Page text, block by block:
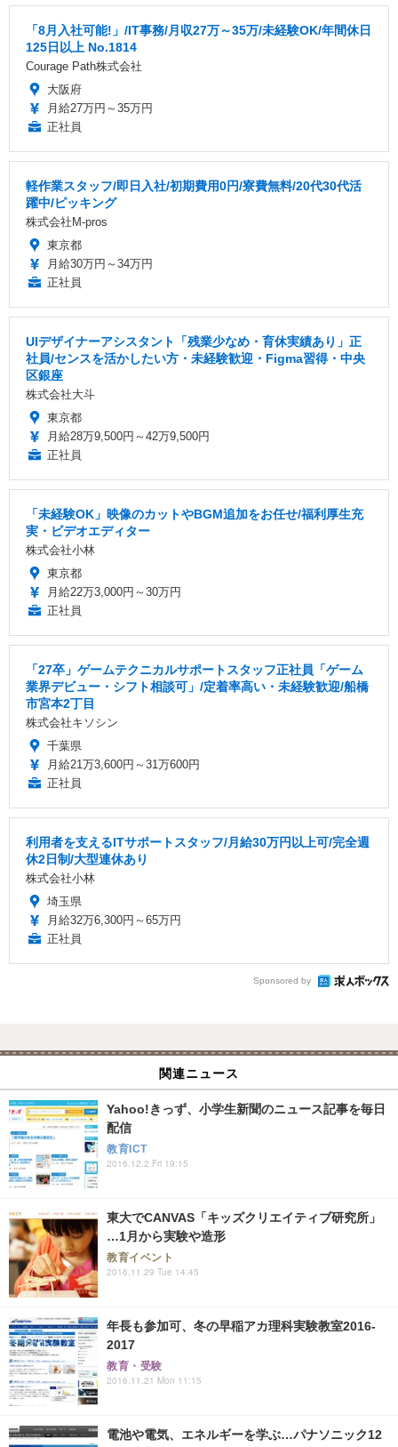
「8月入社可能!」/IT事務/月収27万～35万/未経験OK/年間休日
125日以上 No.1814
Courage Path株式会社
大阪府
月給27万円～35万円
正社員
軽作業スタッフ/即日入社/初期費用0円/寮費無料/20代30代活
躍中/ピッキング
株式会社M-pros
東京都
月給30万円～34万円
正社員
UIデザイナーアシスタント「残業少なめ・育休実績あり」正
社員/センスを活かしたい方・未経験歓迎・Figma習得・中央
区銀座
株式会社大斗
東京都
月給28万9,500円～42万9,500円
正社員
「未経験OK」映像のカットやBGM追加をお任せ/福利厚生充
実・ビデオエディター
株式会社小林
東京都
月給22万3,000円～30万円
正社員
「27卒」ゲームテクニカルサポートスタッフ正社員「ゲーム
業界デビュー・シフト相談可」/定着率高い・未経験歓迎/船橋
市宮本2丁目
株式会社キソシン
千葉県
月給21万3,600円～31万600円
正社員
利用者を支えるITサポートスタッフ/月給30万円以上可/完全週
休2日制/大型連休あり
株式会社小林
埼玉県
月給32万6,300円～65万円
正社員
Sponsored by
関連ニュース
Yahoo!きっず、小学生新聞のニュース記事を毎日
配信
教育ICT
2016.12.2 Fri 19:15
東大でCANVAS「キッズクリエイティブ研究所」
…1月から実験や造形
教育イベント
2016.11.29 Tue 14:45
年長も参加可、冬の早稲アカ理科実験教室2016-
2017
教育・受験
2016.11.21 Mon 11:15
電池や電気、エネルギーを学ぶ…パナソニック12